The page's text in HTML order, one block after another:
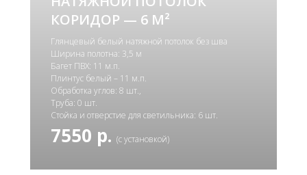
КОРИДОР — 6 М²
Глянцевый белый натяжной потолок без шва
Ширина полотна: 3,5 м
Багет ПВХ: 11 м.п.
Плинтус белый – 11 м.п.
Обработка углов: 8 шт.,
Труба: 0 шт.
Стойка и отверстие для светильника: 6 шт.
7550 р. (с установкой)